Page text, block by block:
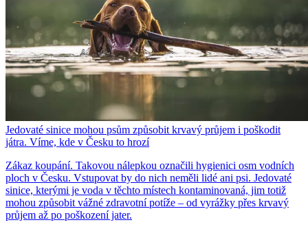
Jedovaté sinice mohou psům způsobit krvavý průjem i poškodit
játra. Víme, kde v Česku to hrozí
Zákaz koupání. Takovou nálepkou označili hygienici osm vodních
ploch v Česku. Vstupovat by do nich neměli lidé ani psi. Jedovaté
sinice, kterými je voda v těchto místech kontaminovaná, jim totiž
mohou způsobit vážné zdravotní potíže – od vyrážky přes krvavý
průjem až po poškození jater.